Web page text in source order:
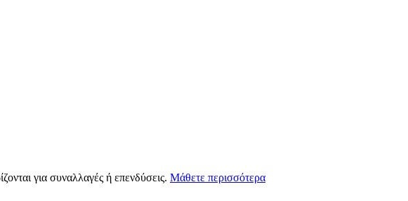
για συναλλαγές ή επενδύσεις. Μάθετε περισσότερα